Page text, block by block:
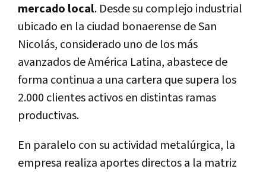
mercado local. Desde su complejo industrial
ubicado en la ciudad bonaerense de San
Nicolás, considerado uno de los más
avanzados de América Latina, abastece de
forma continua a una cartera que supera los
2.000 clientes activos en distintas ramas
productivas.
En paralelo con su actividad metalúrgica, la
empresa realiza aportes directos a la matriz